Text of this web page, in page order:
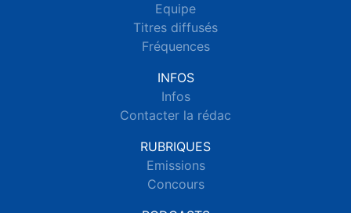
Equipe
Titres diffusés
Fréquences
INFOS
Infos
Contacter la rédac
RUBRIQUES
Emissions
Concours